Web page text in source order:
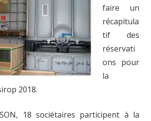
faire un
récapitula
tif des
réservati
ons pour
la
2018.
18 sociétaires participent à la